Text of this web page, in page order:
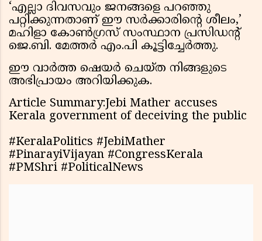
‘എല്ലാ ദിവസവും ജനങ്ങളെ പറഞ്ഞു
പറ്റിക്കുന്നതാണ് ഈ സർക്കാരിന്റെ ശീലം,’
മഹിളാ കോൺഗ്രസ് സംസ്ഥാന പ്രസിഡന്റ്
ജെ.ബി. മേത്തർ എം.പി കൂട്ടിച്ചേർത്തു.
ഈ വാർത്ത ഷെയർ ചെയ്ത നിങ്ങളുടെ
അഭിപ്രായം അറിയിക്കുക.
Article Summary:Jebi Mather accuses
Kerala government of deceiving the public
#KeralaPolitics #JebiMather
#PinarayiVijayan #CongressKerala
#PMShri #PoliticalNews